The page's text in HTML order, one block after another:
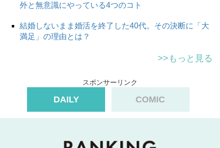
外と無意識にやっている4つのコト
結婚しないまま婚活を終了した40代。その決断に「大
満足」の理由とは？
>>もっと見る
スポンサーリンク
DAILY COMIC